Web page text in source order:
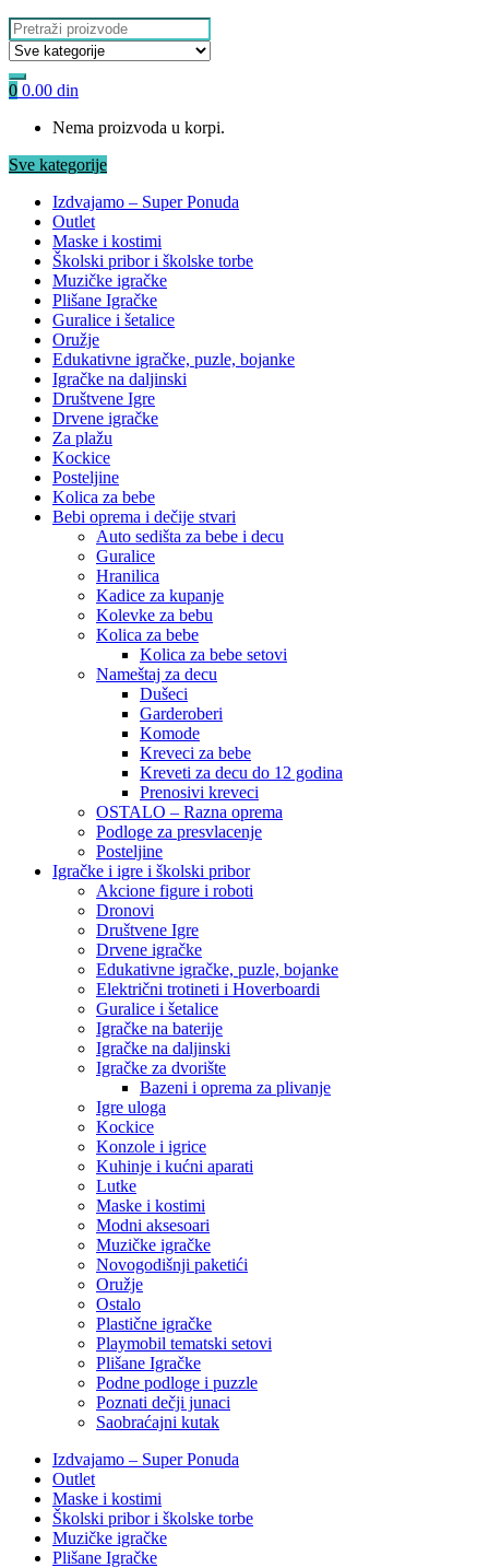
Search
for:
0 0.00 din
Nema proizvoda u korpi.
Sve kategorije
Izdvajamo – Super Ponuda
Outlet
Maske i kostimi
Školski pribor i školske torbe
Muzičke igračke
Plišane Igračke
Guralice i šetalice
Oružje
Edukativne igračke, puzle, bojanke
Igračke na daljinski
Društvene Igre
Drvene igračke
Za plažu
Kockice
Posteljine
Kolica za bebe
Bebi oprema i dečije stvari
Auto sedišta za bebe i decu
Guralice
Hranilica
Kadice za kupanje
Kolevke za bebu
Kolica za bebe
Kolica za bebe setovi
Nameštaj za decu
Dušeci
Garderoberi
Komode
Kreveci za bebe
Kreveti za decu do 12 godina
Prenosivi kreveci
OSTALO – Razna oprema
Podloge za presvlacenje
Posteljine
Igračke i igre i školski pribor
Akcione figure i roboti
Dronovi
Društvene Igre
Drvene igračke
Edukativne igračke, puzle, bojanke
Električni trotineti i Hoverboardi
Guralice i šetalice
Igračke na baterije
Igračke na daljinski
‎Igračke za dvorište
Bazeni i oprema za plivanje
Igre uloga
Kockice
Konzole i igrice
Kuhinje i kućni aparati
Lutke
Maske i kostimi
Modni aksesoari
Muzičke igračke
Novogodišnji paketići
Oružje
Ostalo
Plastične igračke
Playmobil tematski setovi
Plišane Igračke
Podne podloge i puzzle
Poznati dečji junaci
Saobraćajni kutak
Izdvajamo – Super Ponuda
Outlet
Maske i kostimi
Školski pribor i školske torbe
Muzičke igračke
Plišane Igračke